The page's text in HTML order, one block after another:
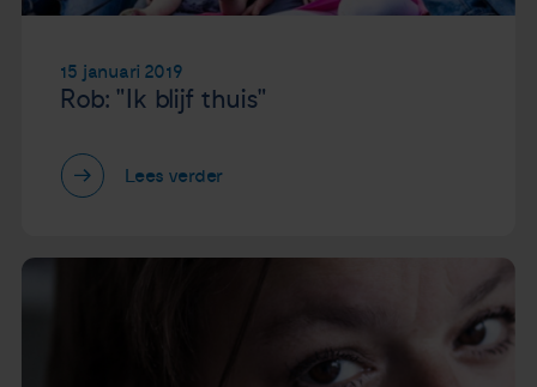
15 januari 2019
Rob: "Ik blijf thuis"
Lees verder